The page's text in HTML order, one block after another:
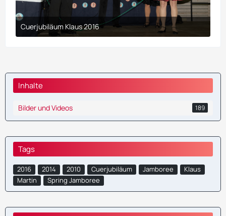
Cuerjubiläum Klaus 2016
9. April 2017 um 00:23
Inhalte
Bilder und Videos 189
Tags
2016 2014 2010 Cuerjubiläum Jamboree
Klaus
Martin
Spring Jamboree